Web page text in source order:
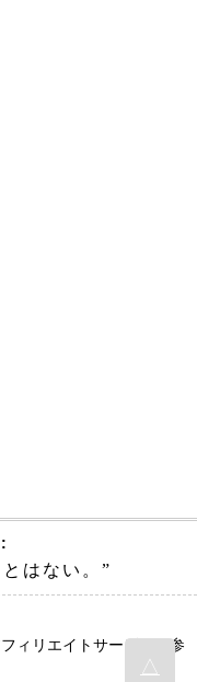
はない。”
ィリエイトサービスに参